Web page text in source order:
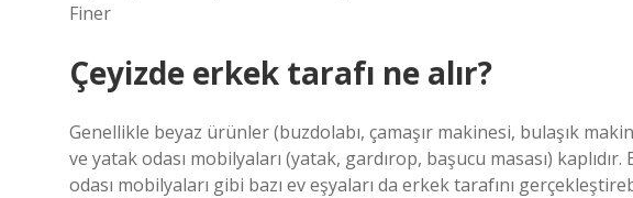
Finer
Çeyizde erkek tarafı ne alır?
Genellikle beyaz ürünler (buzdolabı, çamaşır makinesi, bulaşık
ve yatak odası mobilyaları (yatak, gardırop, başucu masası)
odası mobilyaları gibi bazı ev eşyaları da erkek tarafını